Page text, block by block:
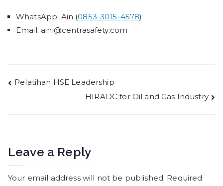
WhatsApp: Ain (0853-3015-4578)
Email: aini@centrasafety.com
Post
Pelatihan HSE Leadership
HIRADC for Oil and Gas Industry
Leave a Reply
Your email address will not be published. Required